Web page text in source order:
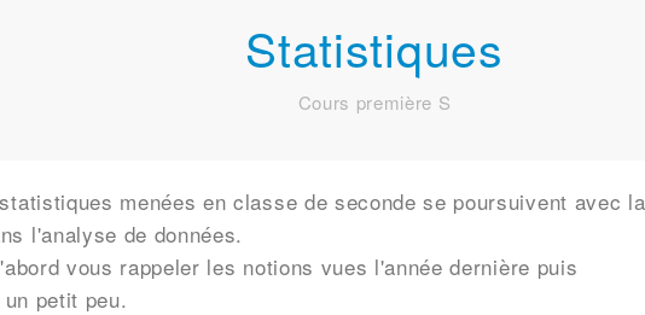
Statistiques
Cours première S
menées en classe de seconde se poursuivent avec la
l'analyse de données.
vous rappeler les notions vues l'année dernière puis
petit peu.